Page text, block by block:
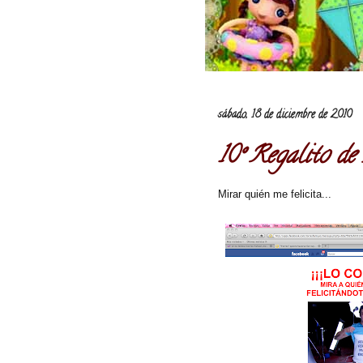
sábado, 18 de diciembre de 2010
10º Regalito
Mirar quién me felicita...